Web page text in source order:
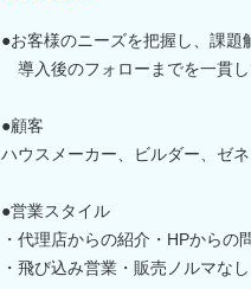
●お客様のニーズを把握し、課
導入後のフォローまでを一貫
●顧客
ハウスメーカー、ビルダー、ゼ
●営業スタイル
・代理店からの紹介・HPから
・飛び込み営業・販売ノルマなし